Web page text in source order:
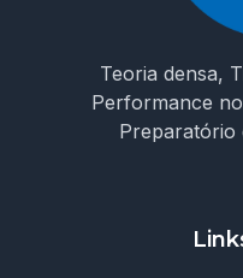
Teoria densa,
Performance
Preparatório